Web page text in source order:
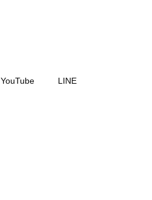
YouTube LINE